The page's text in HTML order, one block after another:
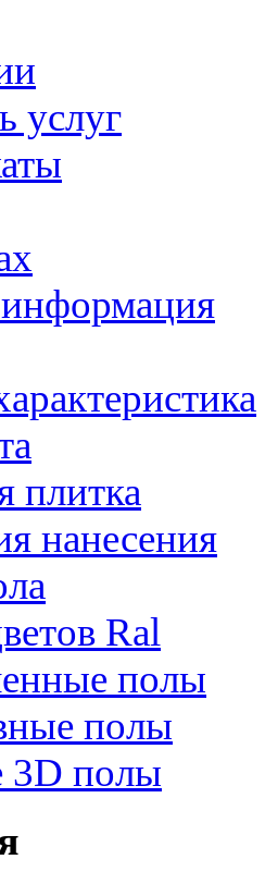
услуг
плитка
нанесения
Ral
полы
полы
3D полы